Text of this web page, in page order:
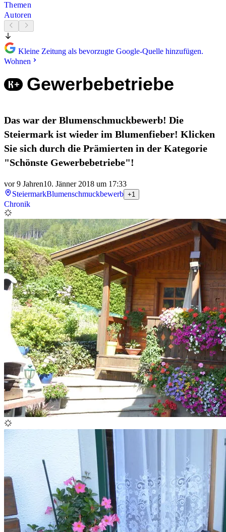
Themen
Autoren
Kleine Zeitung als bevorzugte Google-Quelle hinzufügen.
Wohnen
Gewerbebetriebe
Das war der Blumenschmuckbewerb! Die
Steiermark ist wieder im Blumenfieber! Klicken
Sie sich durch die Prämierten in der Kategorie
"Schönste Gewerbebetriebe"!
vor 9 Jahren10. Jänner 2018 um 17:33
SteiermarkBlumenschmuckbewerb +1
Chronik